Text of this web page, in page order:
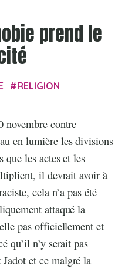
prend le
RELIGION
novembre contre
en lumière les divisions
que les actes et les
il devrait avoir à
cela n’a pas été
attaqué la
pas officiellement et
qu’il n’y serait pas
et ce malgré la